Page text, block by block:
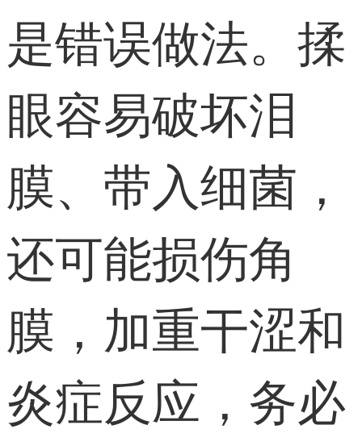
是错误做法。揉
眼容易破坏泪
膜、带入细菌，
还可能损伤角
膜，加重干涩和
炎症反应，务必